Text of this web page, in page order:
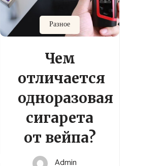
Разное
Чем
отличается
одноразовая
сигарета
от вейпа?
Admin